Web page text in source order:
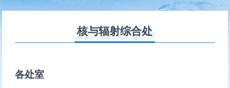
核与辐射综合处
各处室